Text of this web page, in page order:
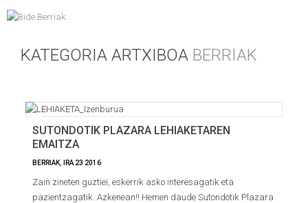
KATEGORIA ARTXIBOA BERRIAK
SUTONDOTIK PLAZARA LEHIAKETAREN
EMAITZA
BERRIAK IRA 23 2016
Zain zineten guztiei, eskerrik asko interesagatik eta
pazientzagatik. Azkenean!! Hemen daude Sutondotik Plazara